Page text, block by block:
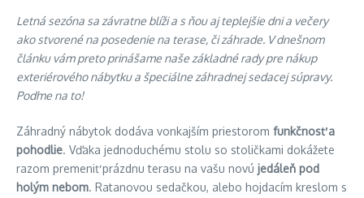
Letná sezóna sa závratne blíži a s ňou aj teplejšie dni a večery
ako stvorené na posedenie na terase, či záhrade. V dnešnom
článku vám preto prinášame naše základné rady pre nákup
exteriérového nábytku a špeciálne záhradnej sedacej súpravy.
Poďme na to!
Záhradný nábytok dodáva vonkajším priestorom funkčnosť a
pohodlie. Vďaka jednoduchému stolu so stoličkami dokážete
razom premeniť prázdnu terasu na vašu novú jedáleň pod
holým nebom. Ratanovou sedačkou, alebo hojdacím kreslom s